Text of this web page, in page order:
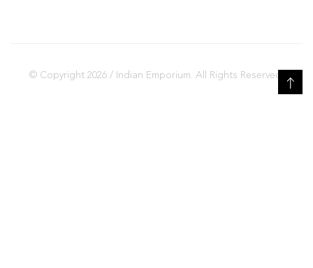
© Copyright 2026 / Indian Emporium. All Rights Reserved.